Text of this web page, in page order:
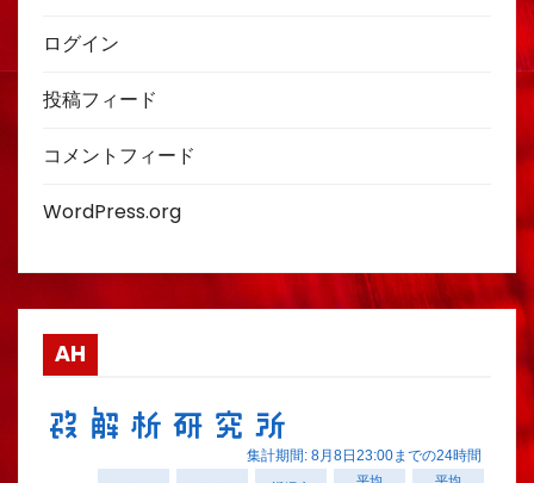
ログイン
投稿フィード
コメントフィード
WordPress.org
AH